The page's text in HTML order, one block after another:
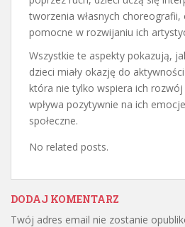
tworzenia własnych
pomocne w rozwijaniu ich
Wszystkie te aspekty pokazują,
dzieci miały okazję do
która nie tylko wspiera ich
wpływa pozytywnie na ich
społeczne.
No related posts.
DODAJ KOMENTARZ
Twój adres email nie zostanie